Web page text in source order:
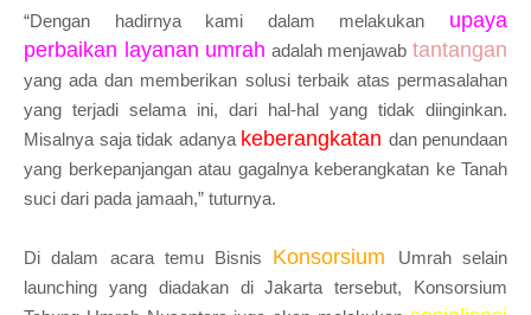
“Dengan hadirnya kami dalam melakukan upaya
perbaikan layanan umrah adalah menjawabtantangan
yang ada dan memberikan solusi terbaik atas permasalahan
yang terjadi selama ini, dari hal-hal yang tidak diinginkan.
Misalnya saja tidak adanya keberangkatan dan penundaan
yang berkepanjangan atau gagalnya keberangkatan ke Tanah
suci dari pada jamaah,” tuturnya.
Di dalam acara temu Bisnis Konsorsium
Umrah selain
launching yang diadakan di Jakarta tersebut, Konsorsium